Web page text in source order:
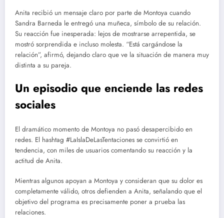
Anita recibió un mensaje claro por parte de Montoya cuando
Sandra Barneda le entregó una muñeca, símbolo de su relación.
Su reacción fue inesperada: lejos de mostrarse arrepentida, se
mostró sorprendida e incluso molesta. “Está cargándose la
relación”, afirmó, dejando claro que ve la situación de manera muy
distinta a su pareja.
Un episodio que enciende las redes
sociales
El dramático momento de Montoya no pasó desapercibido en
redes. El hashtag #LaIslaDeLasTentaciones se convirtió en
tendencia, con miles de usuarios comentando su reacción y la
actitud de Anita.
Mientras algunos apoyan a Montoya y consideran que su dolor es
completamente válido, otros defienden a Anita, señalando que el
objetivo del programa es precisamente poner a prueba las
relaciones.